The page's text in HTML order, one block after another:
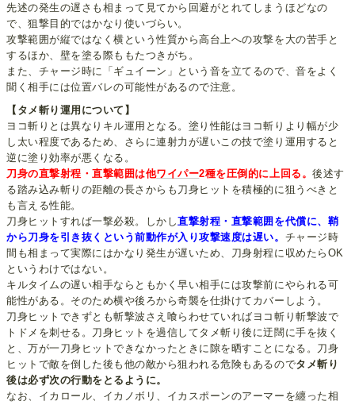
先述の発生の遅さも相まって見てから回避がとれてしまうほどなの
で、狙撃目的ではかなり使いづらい。
攻撃範囲が縦ではなく横という性質から高台上への攻撃を大の苦手と
するほか、壁を塗る際ももたつきがち。
また、チャージ時に「ギュイーン」という音を立てるので、音をよく
聞く相手には位置バレの可能性があるので注意。
【タメ斬り運用について】
ヨコ斬りとは異なりキル運用となる。塗り性能はヨコ斬りより幅が少
し太い程度であるため、さらに連射力が遅いこの技で塗り運用すると
逆に塗り効率が悪くなる。
刀身の直撃射程・直撃範囲は他ワイパー2種を圧倒的に上回る。後述す
る踏み込み斬りの距離の長さからも刀身ヒットを積極的に狙うべきと
も言える性能。
刀身ヒットすれば一撃必殺。しかし直撃射程・直撃範囲を代償に、鞘
から刀身を引き抜くという前動作が入り攻撃速度は遅い。 チャージ時
間も相まって実際にはかなり発生が遅いため、刀身射程に収めたらOK
というわけではない。
キルタイムの遅い相手ならともかく早い相手には攻撃前にやられる可
能性がある。そのため横や後ろから奇襲を仕掛けてカバーしよう。
刀身ヒットできずとも斬撃波さえ喰らわせていればヨコ斬り斬撃波で
トドメを刺せる。刀身ヒットを過信してタメ斬り後に迂闊に手を抜く
と、万が一刀身ヒットできなかったときに隙を晒すことになる。刀身
ヒットで敵を倒した後も他の敵から狙われる危険もあるのでタメ斬り
後は必ず次の行動をとるように。
なお、イカロール、イカノボリ、イカスポーンのアーマーを纏った相